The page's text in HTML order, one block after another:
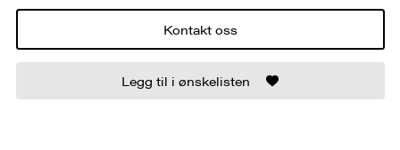
Kontakt oss
Legg til i ønskelisten